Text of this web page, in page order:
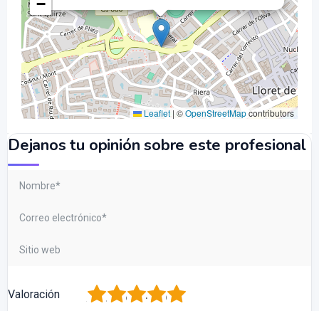
−
Leaflet | ©OpenStreetMapcontributors
Dejanos tu opinión sobre este profesional
Valoración 5
4
3
2